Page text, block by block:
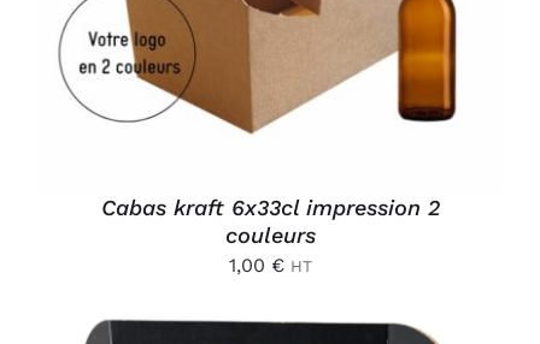
Cabas kraft 6x33cl impression 2
couleurs
1,00 € HT